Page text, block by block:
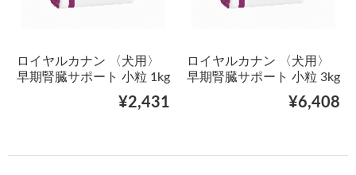
ロイヤルカナン 〈犬用〉
早期腎臓サポート 小粒 1kg
¥2,431
ロイヤルカナン 〈犬用〉
早期腎臓サポート 小粒 3kg
¥6,408